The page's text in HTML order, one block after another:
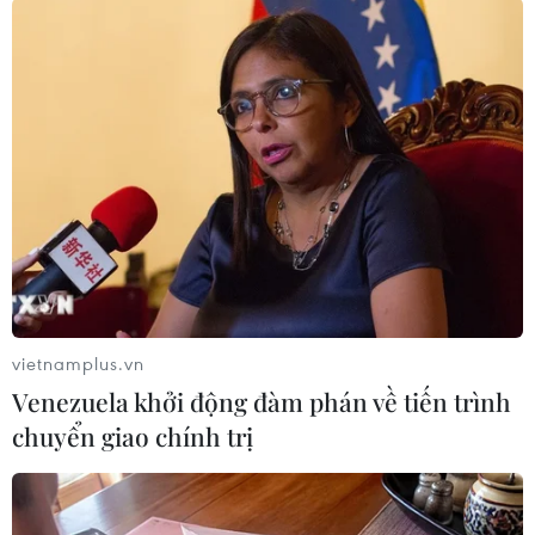
Lần đầu Cà Mau tổ chức Lễ hội
Khinh khí cầu gắn với Ngày hội Văn
07/08/2026 02:00
Lịch thi đấu ASEAN Cup 2026 ngày
7/8: Việt Nam hướng đến ngôi đầu
07/08/2026 00:07
Hà Nội lần đầu tổ chức
Festival Võ thuật quốc tế tại Hoàng
Thành Thăng Long
06/08/2026 23:03
vietnamplus.vn
Venezuela khởi động đàm phán về tiến trình
chuyển giao chính trị